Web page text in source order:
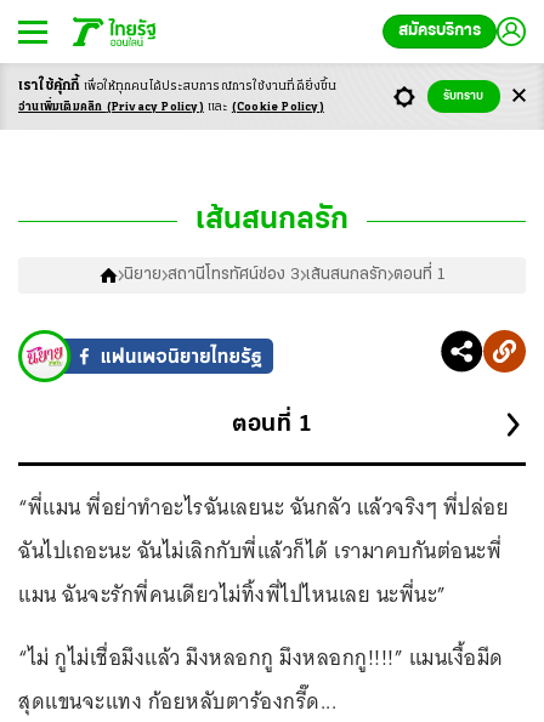
สมัครบริการ
เส้นสนกลรัก
นิยาย สถานีโทรทัศน์ช่อง 3 เส้นสนกลรัก ตอนที่ 1
ตอนที่ 1
“พี่แมน พี่อย่าทำอะไรฉันเลยนะ ฉันกลัว แล้วจริงๆ พี่ปล่อย
ฉันไปเถอะนะ ฉันไม่เลิกกับพี่แล้วก็ได้ เรามาคบกันต่อนะพี่
แมน ฉันจะรักพี่คนเดียวไม่ทิ้งพี่ไปไหนเลย นะพี่นะ”
“ไม่ กูไม่เชื่อมึงแล้ว มึงหลอกกู มึงหลอกกู!!!!” แมนเงื้อมีด
สุดแขนจะแทง ก้อยหลับตาร้องกรี๊ด...
เราใช้คุ้กกี้ เพื่อให้ทุกคนได้ประสบการณ์การใช้งานที่ดียิ่งขึ้น
อ่านเพิ่มเติมคลิก (Privacy Policy) และ (Cookie Policy)
รับทราบ